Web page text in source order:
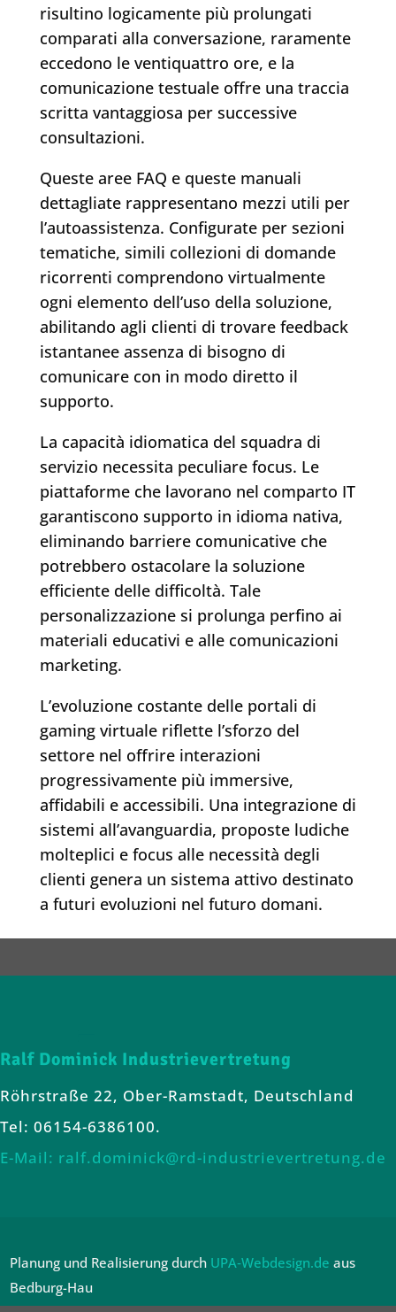
risultino logicamente più prolungati
comparati alla conversazione, raramente
eccedono le ventiquattro ore, e la
comunicazione testuale offre una traccia
scritta vantaggiosa per successive
consultazioni.
Queste aree FAQ e queste manuali
dettagliate rappresentano mezzi utili per
l’autoassistenza. Configurate per sezioni
tematiche, simili collezioni di domande
ricorrenti comprendono virtualmente
ogni elemento dell’uso della soluzione,
abilitando agli clienti di trovare feedback
istantanee assenza di bisogno di
comunicare con in modo diretto il
supporto.
La capacità idiomatica del squadra di
servizio necessita peculiare focus. Le
piattaforme che lavorano nel comparto IT
garantiscono supporto in idioma nativa,
eliminando barriere comunicative che
potrebbero ostacolare la soluzione
efficiente delle difficoltà. Tale
personalizzazione si prolunga perfino ai
materiali educativi e alle comunicazioni
marketing.
L’evoluzione costante delle portali di
gaming virtuale riflette l’sforzo del
settore nel offrire interazioni
progressivamente più immersive,
affidabili e accessibili. Una integrazione di
sistemi all’avanguardia, proposte ludiche
molteplici e focus alle necessità degli
clienti genera un sistema attivo destinato
a futuri evoluzioni nel futuro domani.
Ralf Dominick Industrievertretung
Röhrstraße 22, Ober-Ramstadt, Deutschland
Tel: 06154-6386100.
E-Mail: ralf.dominick@rd-industrievertretung.de
Planung und Realisierung durch UPA‑Webdesign.de aus
Bedburg-Hau